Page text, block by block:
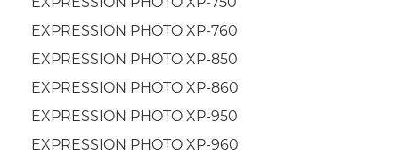
EXPRESSION PHOTO XP-760
EXPRESSION PHOTO XP-850
EXPRESSION PHOTO XP-860
EXPRESSION PHOTO XP-950
EXPRESSION PHOTO XP-960